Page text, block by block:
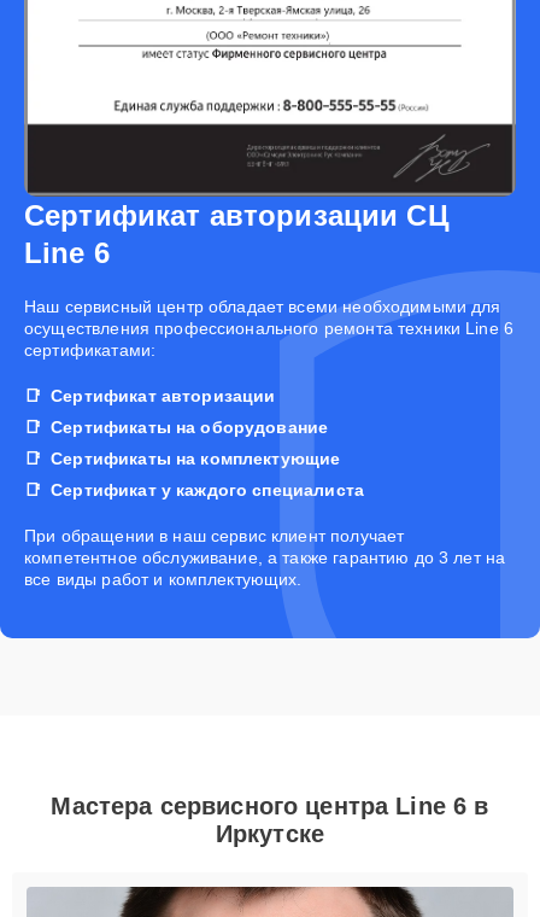
Сертификат авторизации СЦ
Line 6
Наш сервисный центр обладает всеми необходимыми для
осуществления профессионального ремонта техники Line 6
сертификатами:
Сертификат авторизации
Сертификаты на оборудование
Сертификаты на комплектующие
Сертификат у каждого специалиста
При обращении в наш сервис клиент получает
компетентное обслуживание, а также гарантию до 3 лет на
все виды работ и комплектующих.
Мастера сервисного центра Line 6 в
Иркутске